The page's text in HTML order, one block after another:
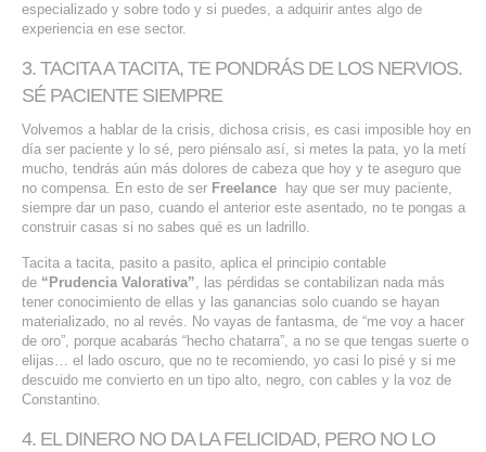
especializado y sobre todo y si puedes, a adquirir antes algo de
experiencia en ese sector.
3. TACITA A TACITA, TE PONDRÁS DE LOS NERVIOS.
SÉ PACIENTE SIEMPRE
Volvemos a hablar de la crisis, dichosa crisis, es casi imposible hoy en
día ser paciente y lo sé, pero piénsalo así, si metes la pata, yo la metí
mucho, tendrás aún más dolores de cabeza que hoy y te aseguro que
no compensa. En esto de ser Freelance
hay que ser muy paciente,
siempre dar un paso, cuando el anterior este asentado, no te pongas a
construir casas si no sabes qué es un ladrillo.
Tacita a tacita, pasito a pasito, aplica el principio contable
de “Prudencia Valorativa”, las pérdidas se contabilizan nada más
tener conocimiento de ellas y las ganancias solo cuando se hayan
materializado, no al revés. No vayas de fantasma, de “me voy a hacer
de oro”, porque acabarás “hecho chatarra”, a no se que tengas suerte o
elijas… el lado oscuro, que no te recomiendo, yo casi lo pisé y si me
descuido me convierto en un tipo alto, negro, con cables y la voz de
Constantino.
4. EL DINERO NO DA LA FELICIDAD, PERO NO LO